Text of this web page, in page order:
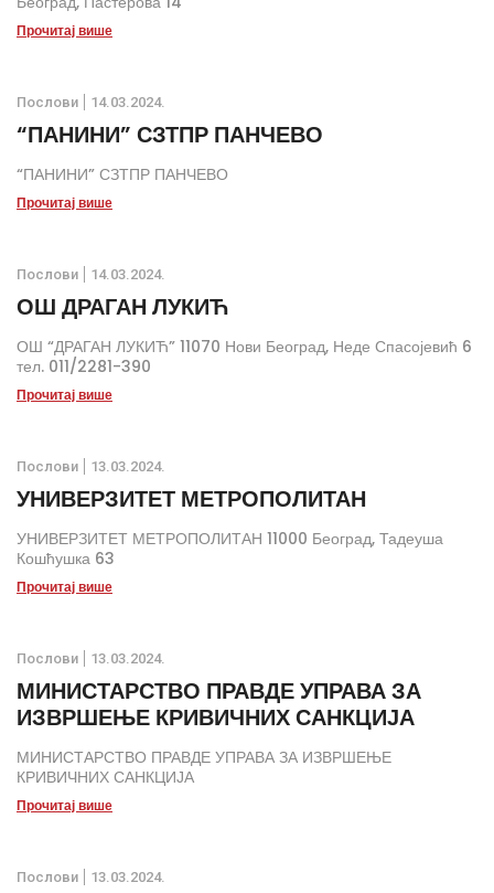
Прочитај више
Послови 14.03.2024.
“ПАНИНИ” СЗТПР ПАНЧЕВО
“ПАНИНИ” СЗТПР ПАНЧЕВО
Прочитај више
Послови 14.03.2024.
ОШ ДРАГАН ЛУКИЋ
ОШ “ДРАГАН ЛУКИЋ” 11070 Нови Београд, Неде Спасојевић 6
тел. 011/2281-390
Прочитај више
Послови 13.03.2024.
УНИВЕРЗИТЕТ МЕТРОПОЛИТАН
УНИВЕРЗИТЕТ МЕТРОПОЛИТАН 11000 Београд, Тадеуша
Кошћушка 63
Прочитај више
Послови 13.03.2024.
МИНИСТАРСТВО ПРАВДЕ УПРАВА ЗА
ИЗВРШЕЊЕ КРИВИЧНИХ САНКЦИЈА
МИНИСТАРСТВО ПРАВДЕ УПРАВА ЗА ИЗВРШЕЊЕ
КРИВИЧНИХ САНКЦИЈА
Прочитај више
Послови 13.03.2024.